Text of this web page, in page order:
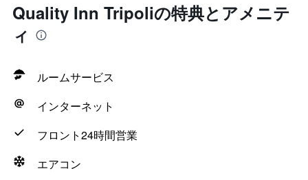
Quality Inn Tripoliの特典とアメニテ
ィ
ルームサービス
インターネット
フロント24時間営業
エアコン